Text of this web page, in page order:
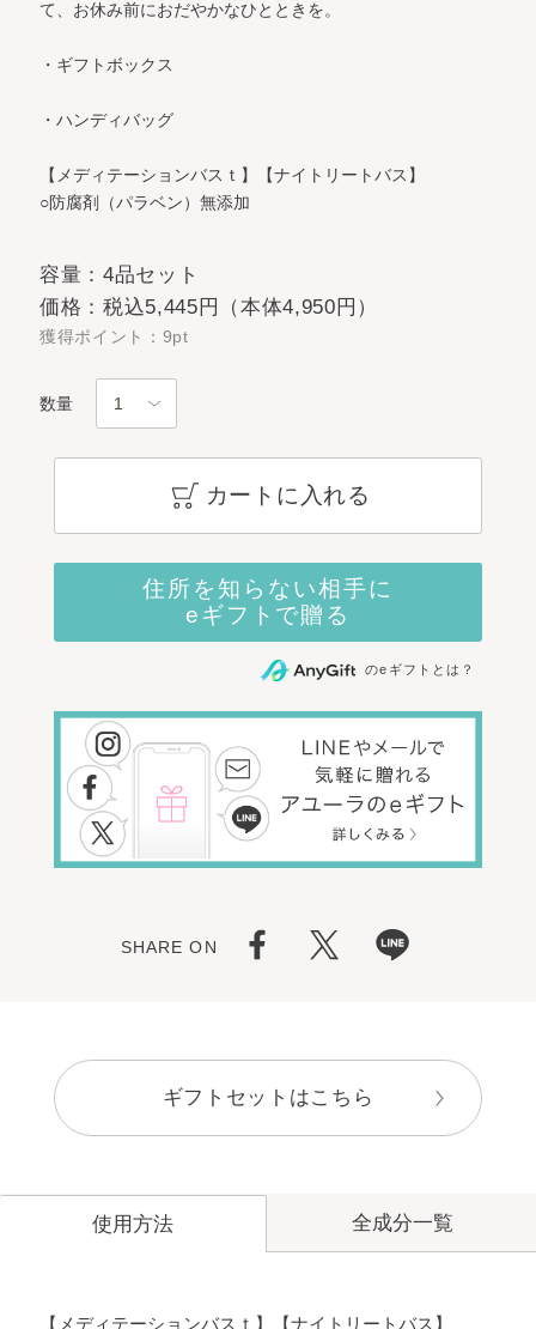
て、お休み前におだやかなひとときを。
・ギフトボックス
・ハンディバッグ
【メディテーションバスｔ】【ナイトリートバス】
○防腐剤（パラベン）無添加
容量：4品セット
価格：税込5,445円（本体4,950円）
獲得ポイント：9pt
数量
カートに入れる
のeギフトとは？
SHARE ON
ギフトセットはこちら
使用方法
【メディテーションバスｔ】【ナイトリートバス】
全成分一覧